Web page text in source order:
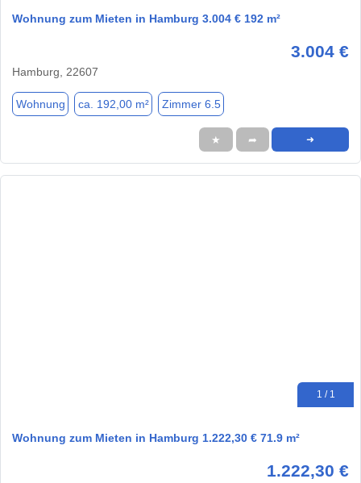
Wohnung zum Mieten in Hamburg 3.004 € 192 m²
3.004 €
Hamburg, 22607
Wohnung ca. 192,00 m² Zimmer 6.5
★ ➦ ➜
1 / 1
Wohnung zum Mieten in Hamburg 1.222,30 € 71.9 m²
1.222,30 €